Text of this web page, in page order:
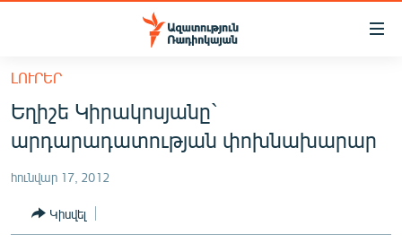
Մատչելիության
հիմնական
բովանդակությանը
հիմնական
մենյուին
ՀԱՅԱՍՏԱՆ
ՔԱՂԱՔԱԿԱՆ
ԸՆՏՐՈՒԹՅՈՒՆՆԵՐ 2026
ԻՐԱՎՈՒՆՔ
ԼՈՒՐԵՐ
Եղիշե Կիրակոսյանը`
արդարադատության փոխնախարար
հունվար 17, 2012
Կիսվել